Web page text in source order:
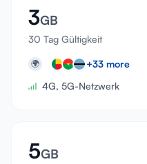
3GB
30 Tag Gültigkeit
🌍 +33 more
4G, 5G-Netzwerk
5GB